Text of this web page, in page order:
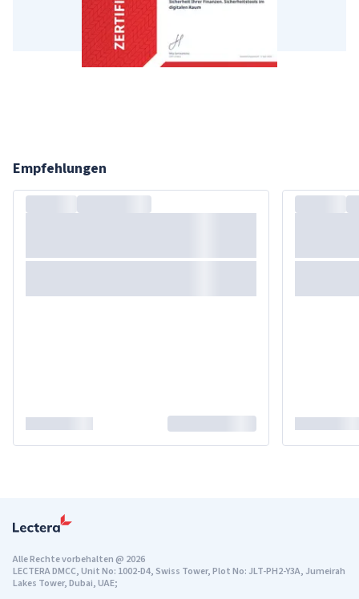
Empfehlungen
Alle Rechte vorbehalten@ 2026
LECTERA DMCC, Unit No: 1002-D4, Swiss Tower, Plot No: JLT-PH2-Y3A, Jumeirah
Lakes Tower, Dubai, UAE;